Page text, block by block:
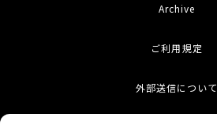
Archive
ご利用規定
外部送信について